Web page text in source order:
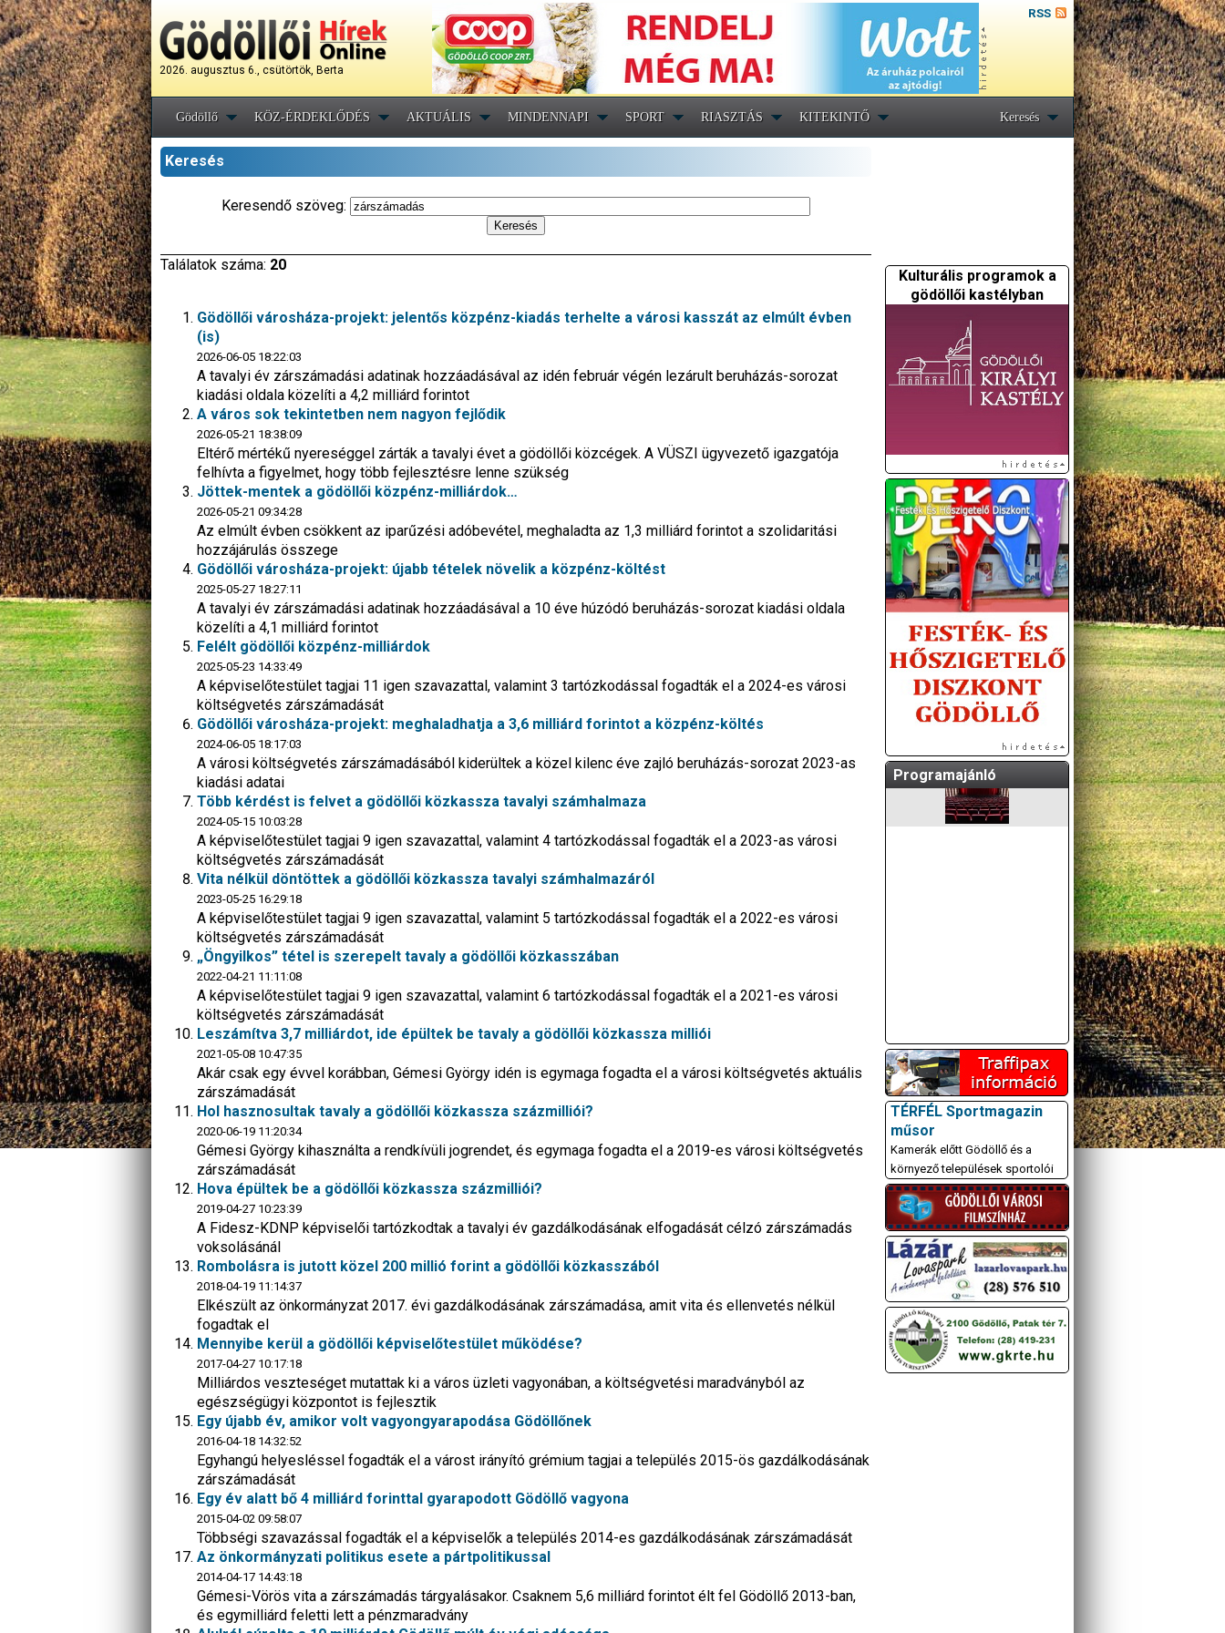
2026. augusztus 6., csütörtök, Berta
RSS
Gödöllő KÖZ-ÉRDEKLŐDÉS AKTUÁLIS MINDENNAPI SPORT RIASZTÁS KITEKINTŐ Keresés
Keresés
Keresendő szöveg:
Találatok száma: 20
Gödöllői városháza-projekt: jelentős közpénz-kiadás terhelte a városi kasszát az elmúlt évben
(is)
2026-06-05 18:22:03
A tavalyi év zárszámadási adatinak hozzáadásával az idén február végén lezárult beruházás-sorozat
kiadási oldala közelíti a 4,2 milliárd forintot
A város sok tekintetben nem nagyon fejlődik
2026-05-21 18:38:09
Eltérő mértékű nyereséggel zárták a tavalyi évet a gödöllői közcégek. A VÜSZI ügyvezető igazgatója
felhívta a figyelmet, hogy több fejlesztésre lenne szükség
Jöttek-mentek a gödöllői közpénz-milliárdok…
2026-05-21 09:34:28
Az elmúlt évben csökkent az iparűzési adóbevétel, meghaladta az 1,3 milliárd forintot a szolidaritási
hozzájárulás összege
Gödöllői városháza-projekt: újabb tételek növelik a közpénz-költést
2025-05-27 18:27:11
A tavalyi év zárszámadási adatinak hozzáadásával a 10 éve húzódó beruházás-sorozat kiadási oldala
közelíti a 4,1 milliárd forintot
Felélt gödöllői közpénz-milliárdok
2025-05-23 14:33:49
A képviselőtestület tagjai 11 igen szavazattal, valamint 3 tartózkodással fogadták el a 2024-es városi
költségvetés zárszámadását
Gödöllői városháza-projekt: meghaladhatja a 3,6 milliárd forintot a közpénz-költés
2024-06-05 18:17:03
A városi költségvetés zárszámadásából kiderültek a közel kilenc éve zajló beruházás-sorozat 2023-as
kiadási adatai
Több kérdést is felvet a gödöllői közkassza tavalyi számhalmaza
2024-05-15 10:03:28
A képviselőtestület tagjai 9 igen szavazattal, valamint 4 tartózkodással fogadták el a 2023-as városi
költségvetés zárszámadását
Vita nélkül döntöttek a gödöllői közkassza tavalyi számhalmazáról
2023-05-25 16:29:18
A képviselőtestület tagjai 9 igen szavazattal, valamint 5 tartózkodással fogadták el a 2022-es városi
költségvetés zárszámadását
„Öngyilkos” tétel is szerepelt tavaly a gödöllői közkasszában
2022-04-21 11:11:08
A képviselőtestület tagjai 9 igen szavazattal, valamint 6 tartózkodással fogadták el a 2021-es városi
költségvetés zárszámadását
Leszámítva 3,7 milliárdot, ide épültek be tavaly a gödöllői közkassza milliói
2021-05-08 10:47:35
Akár csak egy évvel korábban, Gémesi György idén is egymaga fogadta el a városi költségvetés aktuális
zárszámadását
Hol hasznosultak tavaly a gödöllői közkassza százmilliói?
2020-06-19 11:20:34
Gémesi György kihasználta a rendkívüli jogrendet, és egymaga fogadta el a 2019-es városi költségvetés
zárszámadását
Hova épültek be a gödöllői közkassza százmilliói?
2019-04-27 10:23:39
A Fidesz-KDNP képviselői tartózkodtak a tavalyi év gazdálkodásának elfogadását célzó zárszámadás
voksolásánál
Rombolásra is jutott közel 200 millió forint a gödöllői közkasszából
2018-04-19 11:14:37
Elkészült az önkormányzat 2017. évi gazdálkodásának zárszámadása, amit vita és ellenvetés nélkül
fogadtak el
Mennyibe kerül a gödöllői képviselőtestület működése?
2017-04-27 10:17:18
Milliárdos veszteséget mutattak ki a város üzleti vagyonában, a költségvetési maradványból az
egészségügyi központot is fejlesztik
Egy újabb év, amikor volt vagyongyarapodása Gödöllőnek
2016-04-18 14:32:52
Egyhangú helyesléssel fogadták el a várost irányító grémium tagjai a település 2015-ös gazdálkodásának
zárszámadását
Egy év alatt bő 4 milliárd forinttal gyarapodott Gödöllő vagyona
2015-04-02 09:58:07
Többségi szavazással fogadták el a képviselők a település 2014-es gazdálkodásának zárszámadását
Az önkormányzati politikus esete a pártpolitikussal
2014-04-17 14:43:18
Gémesi-Vörös vita a zárszámadás tárgyalásakor. Csaknem 5,6 milliárd forintot élt fel Gödöllő 2013-ban,
és egymilliárd feletti lett a pénzmaradvány
Kulturális programok a
gödöllői kastélyban
Programajánló
A GÖDÖLLŐI ÉS
KÖRNYÉKBELI
KULTURÁLIS- ÉS
SPORTPROGRAMOKAT
KÖZÖSSÉGI
OLDALUNKON TESSZÜK
KÖZZÉ!
TÉRFÉL Sportmagazin
műsor
Kamerák előtt Gödöllő és a
környező települések sportolói